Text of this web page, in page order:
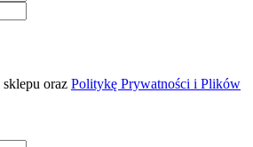
sklepu oraz Politykę Prywatności i Plików